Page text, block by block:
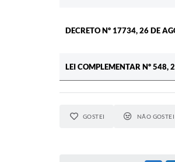
DECRETO Nº 17734, 26 DE
LEI COMPLEMENTAR Nº 548,
GOSTEI NÃO GOSTEI